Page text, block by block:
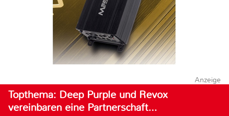
Anzeige
Topthema: Deep Purple und Revox
vereinbaren eine Partnerschaft…